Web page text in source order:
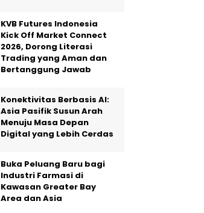
KVB Futures Indonesia
Kick Off Market Connect
2026, Dorong Literasi
Trading yang Aman dan
Bertanggung Jawab
Konektivitas Berbasis AI:
Asia Pasifik Susun Arah
Menuju Masa Depan
Digital yang Lebih Cerdas
Buka Peluang Baru bagi
Industri Farmasi di
Kawasan Greater Bay
Area dan Asia